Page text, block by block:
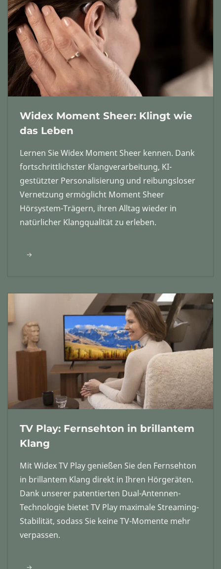
Widex Moment Sheer: Klingt wie
das Leben
Lernen Sie Widex Moment Sheer kennen. Dank
fortschrittlichster Klangverarbeitung, KI-
gestützter Personalisierung und reibungsloser
Vernetzung ermöglicht Moment Sheer
Hörsystem-Trägern, ihren Alltag wieder in
natürlicher Klangqualität zu erleben.
TV Play: Fernsehton in brillantem
Klang
Mit Widex TV Play genießen Sie den Fernsehton
in brillantem Klang direkt in Ihren Hörgeräten.
Dank unserer patentierten Dual-Antennen-
Technologie bietet TV Play maximale Streaming-
Stabilität, sodass Sie keine TV-Momente mehr
verpassen.